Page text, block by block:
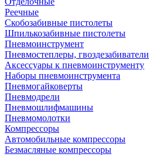
Реечные
Скобозабивные пистолеты
Шпилькозабивные пистолеты
Пневмоинструмент
Пневмостеплеры, гвоздезабиватели
Аксессуары к пневмоинструменту
Наборы пневмоинструмента
Пневмогайковерты
Пневмодрели
Пневмошлифмашины
Пневмомолотки
Компрессоры
Автомобильные компрессоры
Безмасляные компрессоры